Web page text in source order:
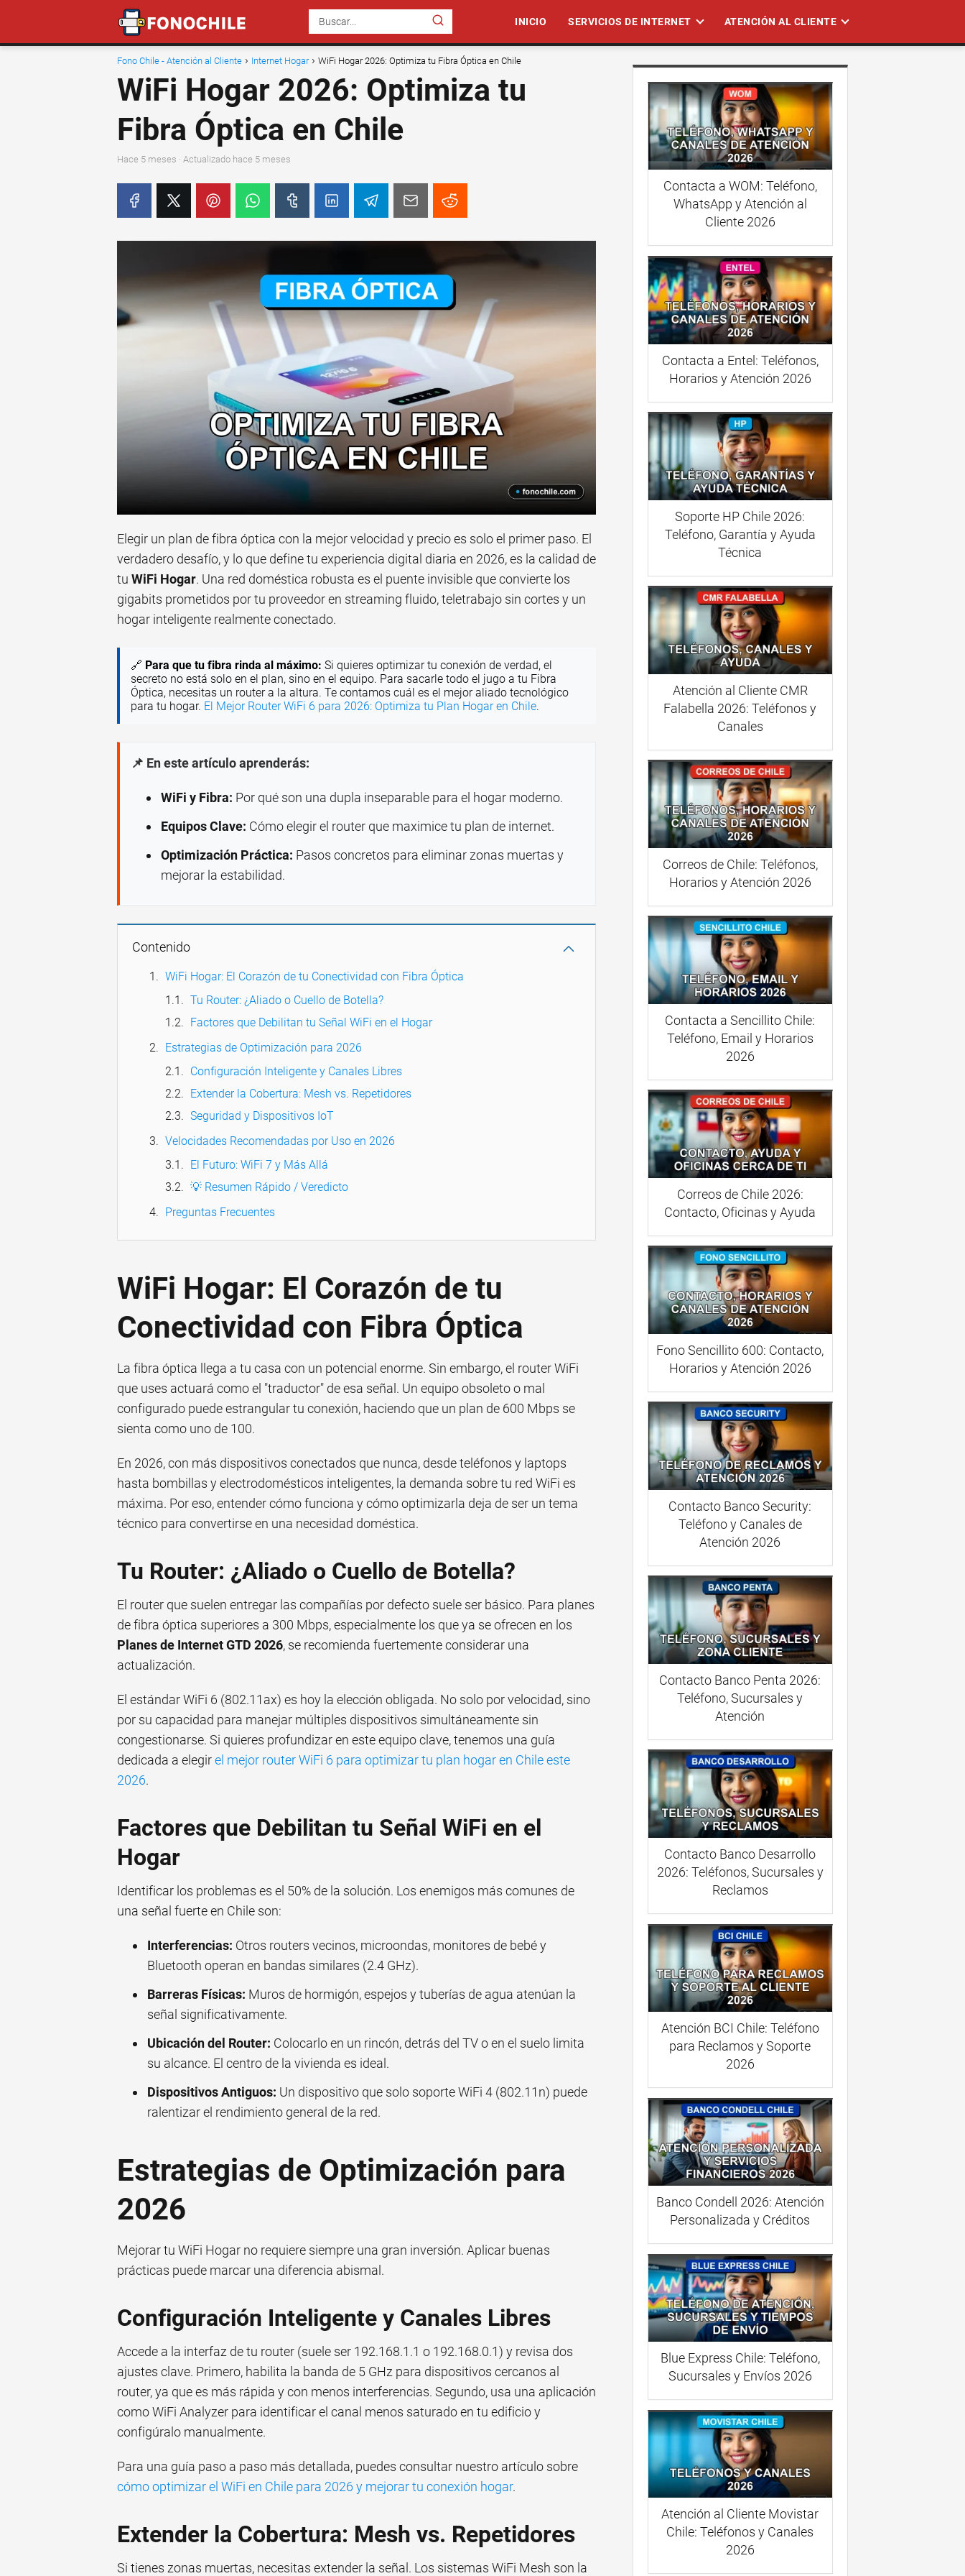
INICIO SERVICIOS DE INTERNET ATENCIÓN AL CLIENTE
Fono Chile - Atención al Cliente Internet Hogar WiFi Hogar 2026: Optimiza tu Fibra Óptica en Chile
WiFi Hogar 2026: Optimiza tu
Fibra Óptica en Chile
hace 5 meses · Actualizado hace 5 meses
Elegir un plan de fibra óptica con la mejor velocidad y precio es solo el primer paso. El
verdadero desafío, y lo que define tu experiencia digital diaria en 2026, es la calidad de
tu WiFi Hogar. Una red doméstica robusta es el puente invisible que convierte los
gigabits prometidos por tu proveedor en streaming fluido, teletrabajo sin cortes y un
hogar inteligente realmente conectado.
🔗 Para que tu fibra rinda al máximo: Si quieres optimizar tu conexión de verdad, el
secreto no está solo en el plan, sino en el equipo. Para sacarle todo el jugo a tu Fibra
Óptica, necesitas un router a la altura. Te contamos cuál es el mejor aliado tecnológico
para tu hogar. El Mejor Router WiFi 6 para 2026: Optimiza tu Plan Hogar en Chile.
📌 En este artículo aprenderás:
WiFi y Fibra: Por qué son una dupla inseparable para el hogar moderno.
Equipos Clave: Cómo elegir el router que maximice tu plan de internet.
Optimización Práctica: Pasos concretos para eliminar zonas muertas y
mejorar la estabilidad.
Contenido
WiFi Hogar: El Corazón de tu Conectividad con Fibra Óptica
Tu Router: ¿Aliado o Cuello de Botella?
Factores que Debilitan tu Señal WiFi en el Hogar
Estrategias de Optimización para 2026
Configuración Inteligente y Canales Libres
Extender la Cobertura: Mesh vs. Repetidores
Seguridad y Dispositivos IoT
Velocidades Recomendadas por Uso en 2026
El Futuro: WiFi 7 y Más Allá
💡 Resumen Rápido / Veredicto
Preguntas Frecuentes
WiFi Hogar: El Corazón de tu
Conectividad con Fibra Óptica
La fibra óptica llega a tu casa con un potencial enorme. Sin embargo, el router WiFi
que uses actuará como el "traductor" de esa señal. Un equipo obsoleto o mal
configurado puede estrangular tu conexión, haciendo que un plan de 600 Mbps se
sienta como uno de 100.
En 2026, con más dispositivos conectados que nunca, desde teléfonos y laptops
hasta bombillas y electrodomésticos inteligentes, la demanda sobre tu red WiFi es
máxima. Por eso, entender cómo funciona y cómo optimizarla deja de ser un tema
técnico para convertirse en una necesidad doméstica.
Tu Router: ¿Aliado o Cuello de Botella?
El router que suelen entregar las compañías por defecto suele ser básico. Para planes
de fibra óptica superiores a 300 Mbps, especialmente los que ya se ofrecen en los
Planes de Internet GTD 2026, se recomienda fuertemente considerar una
actualización.
El estándar WiFi 6 (802.11ax) es hoy la elección obligada. No solo por velocidad, sino
por su capacidad para manejar múltiples dispositivos simultáneamente sin
congestionarse. Si quieres profundizar en este equipo clave, tenemos una guía
dedicada a elegirel mejor router WiFi 6 para optimizar tu plan hogar en Chile este
2026.
Factores que Debilitan tu Señal WiFi en el
Hogar
Identificar los problemas es el 50% de la solución. Los enemigos más comunes de
una señal fuerte en Chile son:
Interferencias: Otros routers vecinos, microondas, monitores de bebé y
Bluetooth operan en bandas similares (2.4 GHz).
Barreras Físicas: Muros de hormigón, espejos y tuberías de agua atenúan la
señal significativamente.
Ubicación del Router: Colocarlo en un rincón, detrás del TV o en el suelo limita
su alcance. El centro de la vivienda es ideal.
Dispositivos Antiguos: Un dispositivo que solo soporte WiFi 4 (802.11n) puede
ralentizar el rendimiento general de la red.
Estrategias de Optimización para
2026
Mejorar tu WiFi Hogar no requiere siempre una gran inversión. Aplicar buenas
prácticas puede marcar una diferencia abismal.
Configuración Inteligente y Canales Libres
Accede a la interfaz de tu router (suele ser 192.168.1.1 o 192.168.0.1) y revisa dos
ajustes clave. Primero, habilita la banda de 5 GHz para dispositivos cercanos al
router, ya que es más rápida y con menos interferencias. Segundo, usa una aplicación
como WiFi Analyzer para identificar el canal menos saturado en tu edificio y
configúralo manualmente.
Para una guía paso a paso más detallada, puedes consultar nuestro artículo sobre
cómo optimizar el WiFi en Chile para 2026 y mejorar tu conexión hogar.
Extender la Cobertura: Mesh vs. Repetidores
Si tienes zonas muertas, necesitas extender la señal. Los sistemas WiFi Mesh son la
Contacta a WOM: Teléfono,
WhatsApp y Atención al
Cliente 2026
Contacta a Entel: Teléfonos,
Horarios y Atención 2026
Soporte HP Chile 2026:
Teléfono, Garantía y Ayuda
Técnica
Atención al Cliente CMR
Falabella 2026: Teléfonos y
Canales
Correos de Chile: Teléfonos,
Horarios y Atención 2026
Contacta a Sencillito Chile:
Teléfono, Email y Horarios
2026
Correos de Chile 2026:
Contacto, Oficinas y Ayuda
Fono Sencillito 600: Contacto,
Horarios y Atención 2026
Contacto Banco Security:
Teléfono y Canales de
Atención 2026
Contacto Banco Penta 2026:
Teléfono, Sucursales y
Atención
Contacto Banco Desarrollo
2026: Teléfonos, Sucursales y
Reclamos
Atención BCI Chile: Teléfono
para Reclamos y Soporte
2026
Banco Condell 2026: Atención
Personalizada y Créditos
Blue Express Chile: Teléfono,
Sucursales y Envíos 2026
Atención al Cliente Movistar
Chile: Teléfonos y Canales
2026